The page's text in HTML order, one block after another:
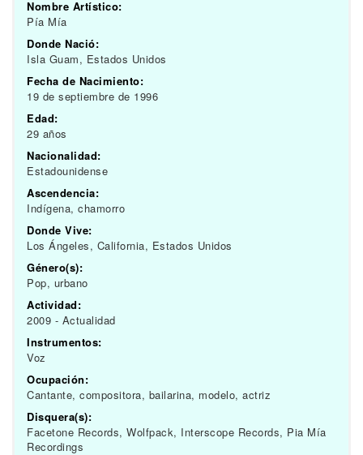
Nombre Artístico:
Pía Mía
Donde Nació:
Isla Guam, Estados Unidos
Fecha de Nacimiento:
19 de septiembre de 1996
Edad:
29 años
Nacionalidad:
Estadounidense
Ascendencia:
Indígena, chamorro
Donde Vive:
Los Ángeles, California, Estados Unidos
Género(s):
Pop, urbano
Actividad:
2009 - Actualidad
Instrumentos:
Voz
Ocupación:
Cantante, compositora, bailarina, modelo, actriz
Disquera(s):
Facetone Records, Wolfpack, Interscope Records, Pia Mía
Recordings